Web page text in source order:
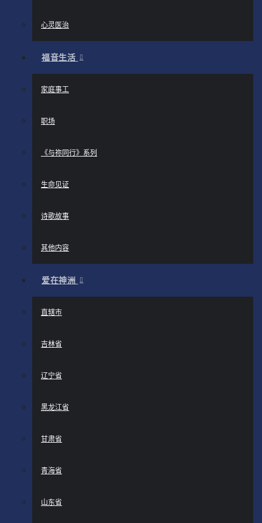
心灵医治
福音生活
家庭事工
职场
《与祢同行》系列
生命见证
诗歌故事
其他内容
爱在神洲
直辖市
吉林省
辽宁省
黑龙江省
甘肃省
青海省
山东省